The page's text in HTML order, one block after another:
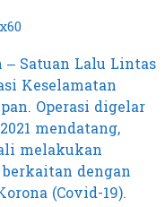
Satuan Lalu Lintas
Keselamatan
Operasi digelar
mendatang,
melakukan
dengan
(Covid-19).